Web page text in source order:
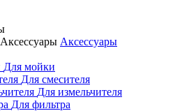
Аксессуары Аксессуары
Для мойки
Для смесителя
Для измельчителя
Для фильтра